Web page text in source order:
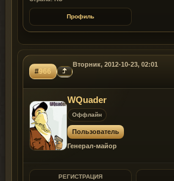
Профиль
#966
Вторник, 2012-10-23, 02:01
WQuader
Оффлайн
Пользователь
Генерал-майор
РЕГИСТРАЦИЯ